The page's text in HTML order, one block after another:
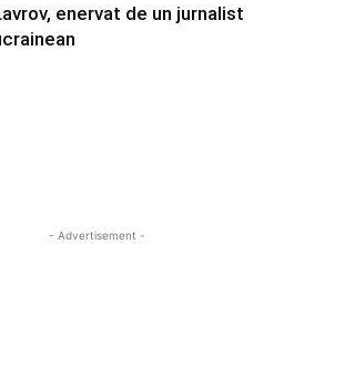
enervat de un jurnalist
- Advertisement -